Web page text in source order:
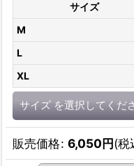
サイズ
M
L
XL
サイズ を選択してくだ
販売価格: 6,050円(税